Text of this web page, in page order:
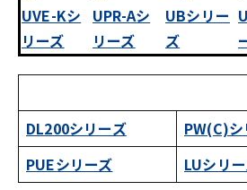
UVE-Kシ
リーズ
UPR-Aシ
リーズ
UBシリー
ズ
DL200シリーズ
PW(C)
PUEシリーズ
LUシリ